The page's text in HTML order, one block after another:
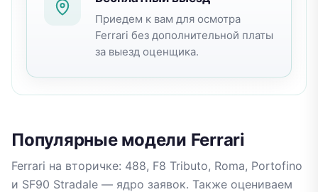
Приедем к вам для осмотра
Ferrari без дополнительной платы
за выезд оценщика.
Популярные модели Ferrari
Ferrari на вторичке: 488, F8 Tributo, Roma, Portofino
и SF90 Stradale — ядро заявок. Также оцениваем